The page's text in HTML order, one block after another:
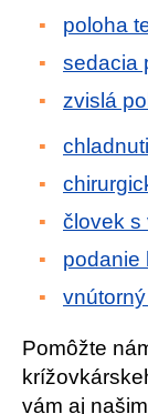
poloha
sedacia
zvislá
človek s
podanie
Pomôžte
vám aj